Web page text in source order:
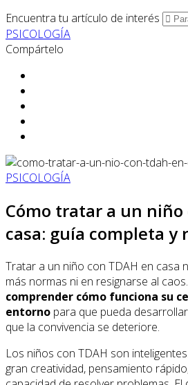
Encuentra tu artículo de interés
PSICOLOGÍA
Compártelo
PSICOLOGÍA
Cómo tratar a un niño
casa: guía completa y
Tratar a un niño con TDAH en casa
más normas ni en resignarse al
comprender cómo funciona su
entorno para que pueda
que la convivencia se deteriore.
Los niños con TDAH son
gran creatividad, pensamiento